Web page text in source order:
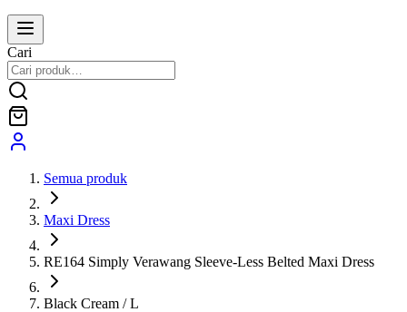
Cari
Semua produk
Maxi Dress
RE164 Simply Verawang Sleeve-Less Belted Maxi Dress
Black Cream / L